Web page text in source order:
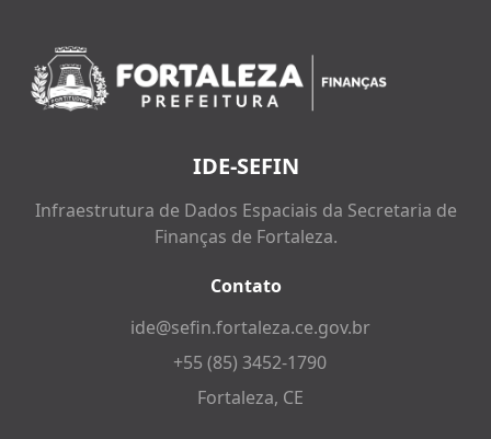
IDE-SEFIN
Infraestrutura de Dados Espaciais da Secretaria de
Finanças de Fortaleza.
Contato
ide@sefin.fortaleza.ce.gov.br
+55 (85) 3452-1790
Fortaleza, CE